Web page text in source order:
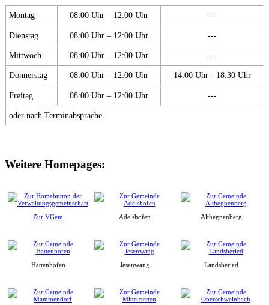
Montag 08:00 Uhr – 12:00 Uhr ---
Dienstag 08:00 Uhr – 12:00 Uhr ---
Mittwoch 08:00 Uhr – 12:00 Uhr ---
Donnerstag 08:00 Uhr – 12:00 Uhr 14:00 Uhr - 18:30 Uhr
Freitag 08:00 Uhr – 12:00 Uhr ---
oder nach Terminabsprache
Weitere Homepages:
Zur VGem Adelshofen Althegnenberg
Hattenhofen Jesenwang Landsberied